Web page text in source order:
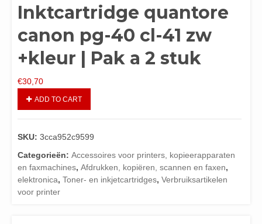
Inktcartridge quantore
canon pg-40 cl-41 zw
+kleur | Pak a 2 stuk
€30,70
ADD TO CART
SKU: 3cca952c9599
Categorieën: Accessoires voor printers, kopieerapparaten
en faxmachines, Afdrukken, kopiëren, scannen en faxen,
elektronica, Toner- en inkjetcartridges, Verbruiksartikelen
voor printer